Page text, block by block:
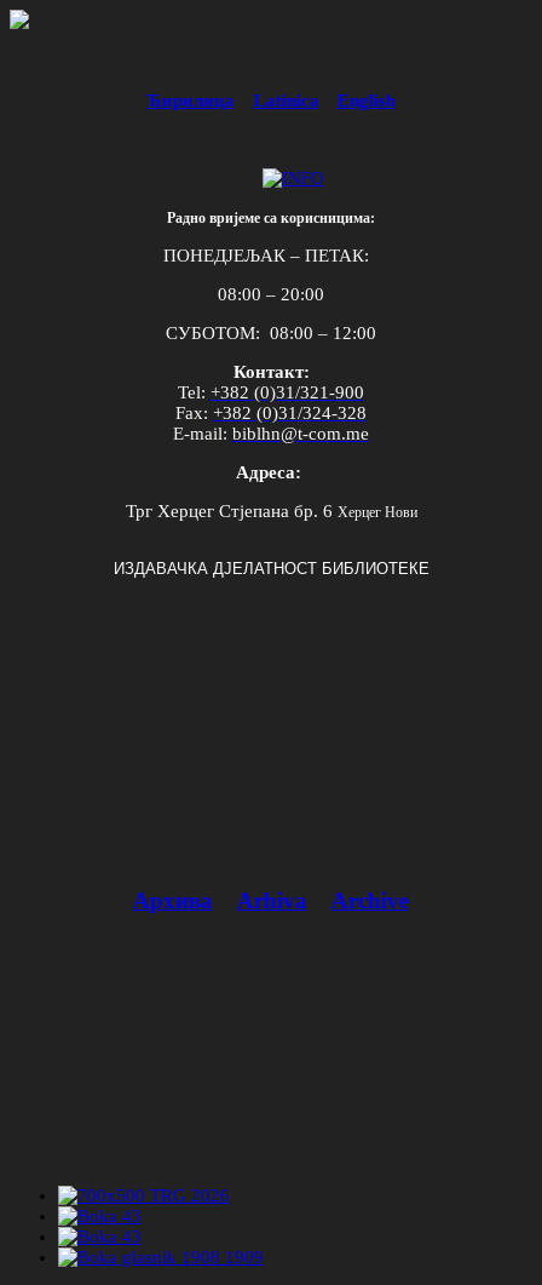
Ћирилица Latinica English
Радно вријеме са корисницима:
ПОНЕДЈЕЉАК – ПЕТАК:
08:00 – 20:00
СУБОТОМ: 08:00 – 12:00
Контакт:
Tel: +382 (0)31/321-900
Fax: +382 (0)31/324-328
E-mail: biblhn@t-com.me
Адреса:
Трг Херцег Стјепана бр. 6 Херцег Нови
ИЗДАВАЧКА ДЈЕЛАТНОСТ БИБЛИОТЕКЕ
Архива Arhiva Archive